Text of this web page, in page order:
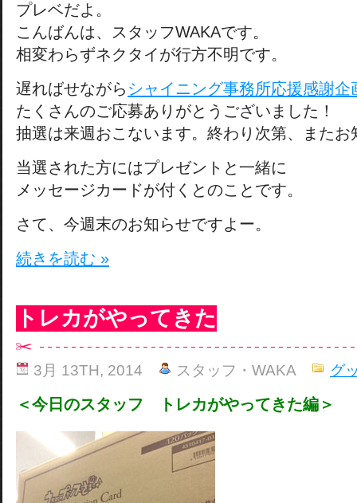
プレベだよ。
こんばんは、スタッフWAKAです。
相変わらずネクタイが行方不明です。
遅ればせながら シャイニング事務所応援感謝企
たくさんのご応募ありがとうございました！
抽選は来週おこないます。終わり次第、またお
当選された方にはプレゼントと一緒に
メッセージカードが付くとのことです。
さて、今週末のお知らせですよー。
続きを読む »
トレカがやってきた
3月 13TH, 2014 スタッフ・WAKA グ
＜今日のスタッフ トレカがやってきた編＞